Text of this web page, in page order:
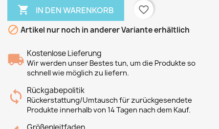
 IN DEN WARENKORB
favorite_border
 Artikel nur noch in anderer Variante erhältlich
Kostenlose Lieferung
Wir werden unser Bestes tun, um die Produkte so
schnell wie möglich zu liefern.
Rückgabepolitik
Rückerstattung/Umtausch für zurückgesendete
Produkte innerhalb von 14 Tagen nach dem Kauf.